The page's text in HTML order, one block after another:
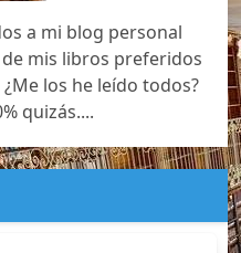
a mi blog personal
mis libros preferidos
los he leído todos?
quizás....